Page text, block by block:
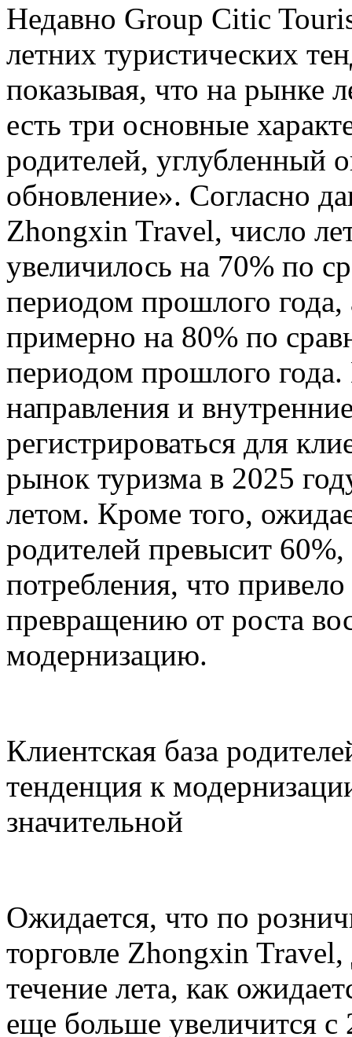
Недавно Group Citic
летних туристических
показывая, что на рынке
есть три основные
родителей, углубленный
обновление». Согласно
Zhongxin Travel, число
увеличилось на 70% по
периодом прошлого
примерно на 80% по
периодом прошлого года.
направления и
регистрироваться для
рынок туризма в 2025
летом. Кроме того,
родителей превысит
потребления, что
превращению от роста
модернизацию.
Клиентская база
тенденция к
значительной
Ожидается, что по
торговле Zhongxin
течение лета, как
еще больше увеличится